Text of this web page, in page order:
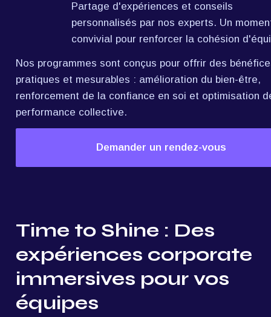
Partage d'expériences et conseils
personnalisés par nos experts. Un
convivial pour renforcer la cohésion
Nos programmes sont conçus pour offrir des
pratiques et mesurables : amélioration du bien-être,
renforcement de la confiance en soi et optimisation
performance collective.
Demander un rendez-vous
Time to Shine : Des
expériences corporate
immersives pour vos
équipes